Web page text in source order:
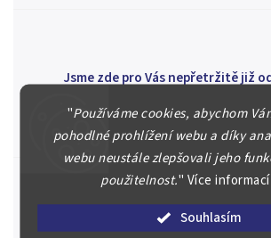
"Používáme cookies, abychom
pohodlné prohlížení webu a díky
webu neustále zlepšovali jeho
použitelnost." Více informací
Souhlasím
Jsme zde pro Vás nepřetržitě již
jednotlivé kusy unikátních mincí, bankovek,
za rekordní ceny.
Stovky spokojených